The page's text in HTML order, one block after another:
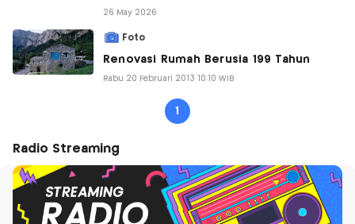
26 May 2026
Foto
Renovasi Rumah Berusia 199 Tahun
Rabu 20 Februari 2013 10:10 WIB
1
Radio Streaming